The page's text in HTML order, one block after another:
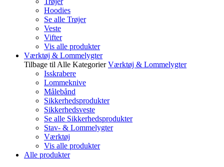
Hoodies
Se alle Trøjer
Veste
Vifter
Vis alle produkter
Værktøj & Lommelygter
Tilbage til Alle Kategorier Værktøj & Lommelygter
Isskrabere
Lommeknive
Målebånd
Sikkerhedsprodukter
Sikkerhedsveste
Se alle Sikkerhedsprodukter
Stav- & Lommelygter
Værktøj
Vis alle produkter
Alle produkter